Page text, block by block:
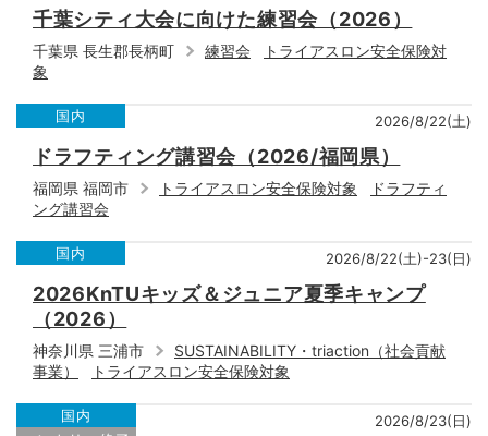
千葉シティ大会に向けた練習会（2026）
千葉県 長生郡長柄町 練習会
トライアスロン安全保険対
象
国内 2026/8/22(土)
ドラフティング講習会（2026/福岡県）
福岡県 福岡市 トライアスロン安全保険対象
ドラフティ
ング講習会
国内 2026/8/22(土)-23(日)
2026KnTUキッズ＆ジュニア夏季キャンプ
（2026）
神奈川県 三浦市
SUSTAINABILITY・triaction（社会貢献
事業）
トライアスロン安全保険対象
国内
2026/8/23(日)